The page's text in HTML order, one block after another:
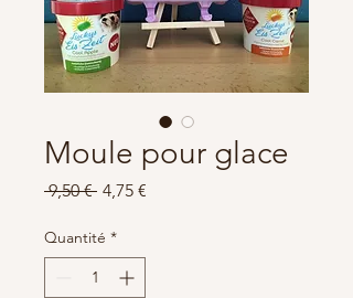
Moule pour glace
9,50 € Prix
4,75 €
Quantité *